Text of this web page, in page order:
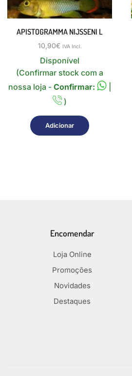
APISTOGRAMMA NIJSSENI L
10,90€ IVA Incl.
Disponível
(Confirmar stock com a
nossa loja - Confirmar:
|
)
Adicionar
Encomendar
Loja Online
Promoções
Novidades
Destaques